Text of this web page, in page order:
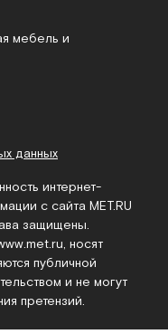
мебель и
данных
интернет-
с сайта MET.RU
защищены.
, носят
публичной
и не могут
претензий.